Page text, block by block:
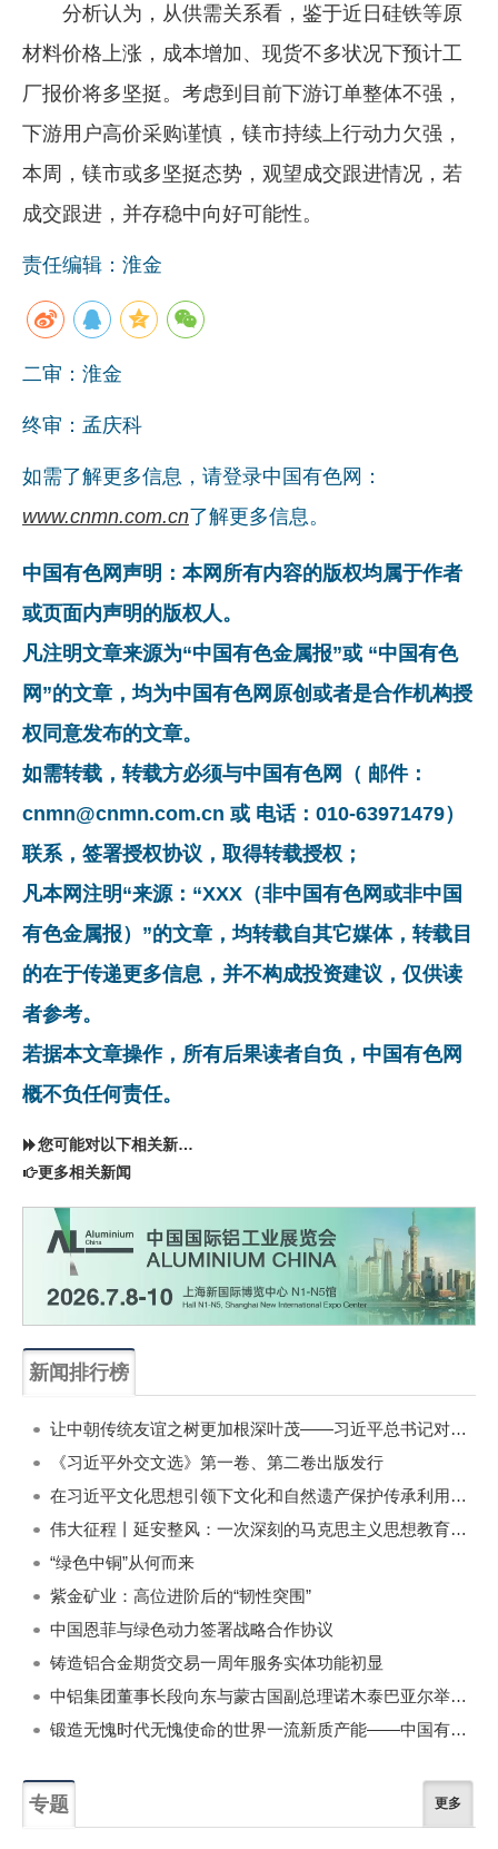
分析认为，从供需关系看，鉴于近日硅铁等原
材料价格上涨，成本增加、现货不多状况下预计工
厂报价将多坚挺。考虑到目前下游订单整体不强，
下游用户高价采购谨慎，镁市持续上行动力欠强，
本周，镁市或多坚挺态势，观望成交跟进情况，若
成交跟进，并存稳中向好可能性。
责任编辑：淮金
二审：淮金
终审：孟庆科
如需了解更多信息，请登录中国有色网：
www.cnmn.com.cn了解更多信息。
中国有色网声明：本网所有内容的版权均属于作者
或页面内声明的版权人。
凡注明文章来源为“中国有色金属报”或 “中国有色
网”的文章，均为中国有色网原创或者是合作机构授
权同意发布的文章。
如需转载，转载方必须与中国有色网（ 邮件：
cnmn@cnmn.com.cn 或 电话：010-63971479）
联系，签署授权协议，取得转载授权；
凡本网注明“来源：“XXX（非中国有色网或非中国
有色金属报）”的文章，均转载自其它媒体，转载目
的在于传递更多信息，并不构成投资建议，仅供读
者参考。
若据本文章操作，所有后果读者自负，中国有色网
概不负任何责任。
您可能对以下相关新闻同样感兴趣
更多相关新闻
新闻排行榜
让中朝传统友谊之树更加根深叶茂——习近平总书记对朝鲜进行国事访问纪实
《习近平外交文选》第一卷、第二卷出版发行
在习近平文化思想引领下文化和自然遗产保护传承利用工作开创新局面
伟大征程丨延安整风：一次深刻的马克思主义思想教育运动
“绿色中铜”从何而来
紫金矿业：高位进阶后的“韧性突围”
中国恩菲与绿色动力签署战略合作协议
铸造铝合金期货交易一周年服务实体功能初显
中铝集团董事长段向东与蒙古国副总理诺木泰巴亚尔举行会谈
锻造无愧时代无愧使命的世界一流新质产能——中国有色金属工业的战略应对与破局之道（二）
专题 更多